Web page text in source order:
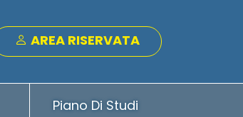
AREA RISERVATA
Piano Di Studi